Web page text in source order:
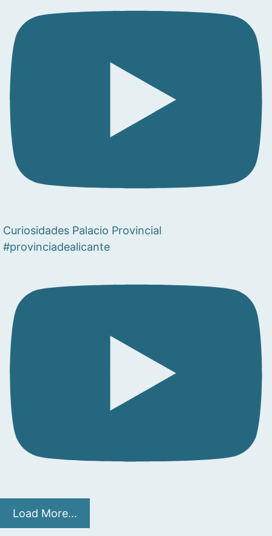
Curiosidades Palacio Provincial
#provinciadealicante
Load More...